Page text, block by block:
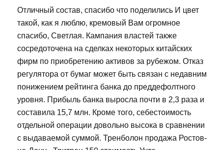
Отличный состав, спасибо что поделились И цвет
такой, как я люблю, кремовый Вам огромное
спасибо, Светлая. Кампания властей также
сосредоточена на сделках некоторых китайских
фирм по приобретению активов за рубежом. Отказ
регулятора от бумаг может быть связан с недавним
понижением рейтинга банка до преддефолтного
уровня. Прибыль банка выросла почти в 2,3 раза и
составила 15,7 млн. Кроме того, себестоимость
отдельной операции довольно высока в сравнении
с выдаваемой суммой. Тренболон продажа Ростов-